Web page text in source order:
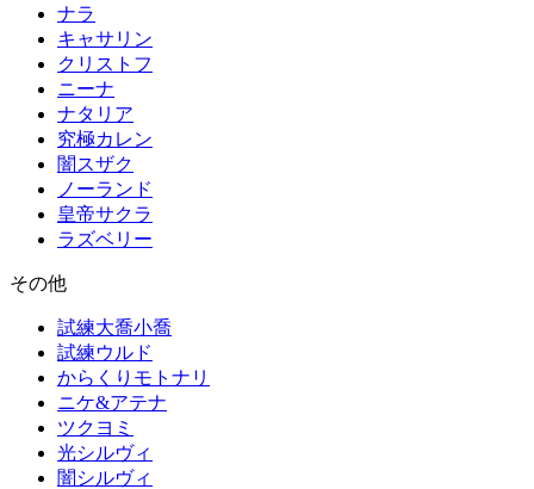
ナラ
キャサリン
クリストフ
ニーナ
ナタリア
究極カレン
闇スザク
ノーランド
皇帝サクラ
ラズベリー
その他
試練大喬小喬
試練ウルド
からくりモトナリ
ニケ&アテナ
ツクヨミ
光シルヴィ
闇シルヴィ